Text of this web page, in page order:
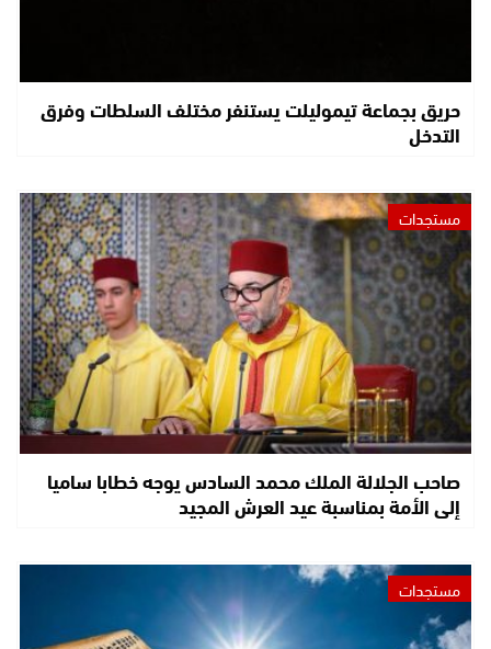
حريق بجماعة تيموليلت يستنفر مختلف السلطات وفرق
التدخل
مستجدات
صاحب الجلالة الملك محمد السادس يوجه خطابا ساميا
إلى الأمة بمناسبة عيد العرش المجيد
مستجدات